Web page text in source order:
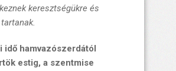
keresztségükre és
idő hamvazószerdától
estig, a szentmise